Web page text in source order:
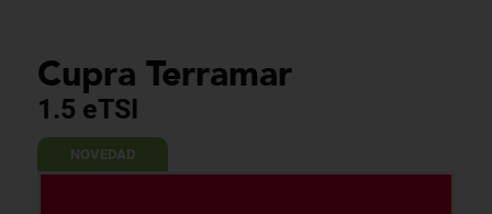
Cupra Terramar
1.5 eTSI
NOVEDAD